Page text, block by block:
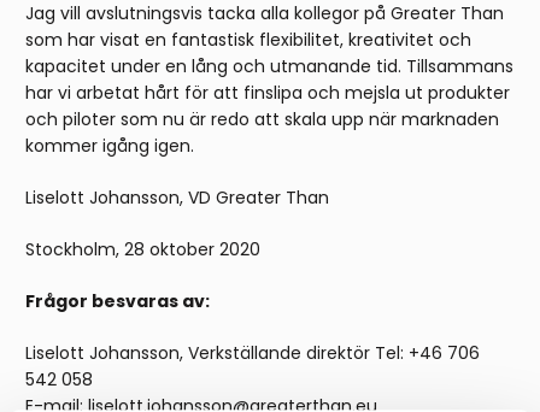
Jag vill avslutningsvis tacka alla kollegor på Greater Than
som har visat en fantastisk flexibilitet, kreativitet och
kapacitet under en lång och utmanande tid. Tillsammans
har vi arbetat hårt för att finslipa och mejsla ut produkter
och piloter som nu är redo att skala upp när marknaden
kommer igång igen.
Liselott Johansson, VD Greater Than
Stockholm, 28 oktober 2020
Frågor besvaras av:
Liselott Johansson, Verkställande direktör Tel: +46 706
542 058
E-mail: liselott.johansson@greaterthan.eu